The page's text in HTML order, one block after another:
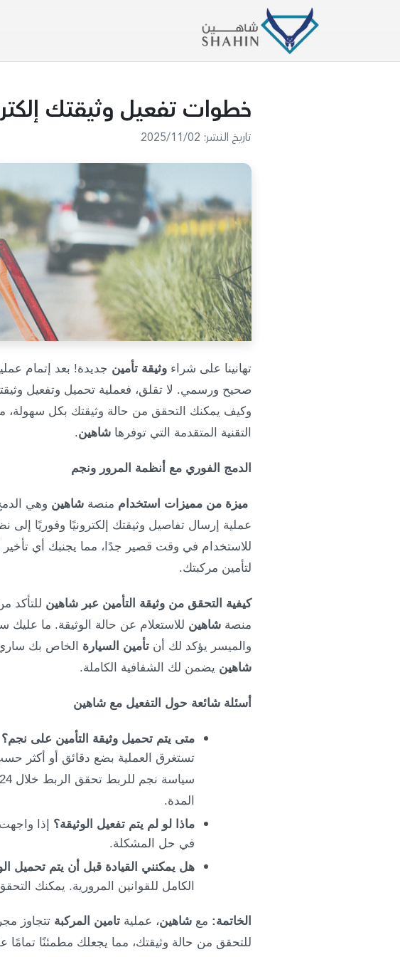
خطوات تفعيل وثيقتك
تاريخ النشر: 2025/11/02
تهانينا على شراء وثيقة تأمين جديدة! بعد إتمام
صحيح ورسمي. لا تقلق، فعملية تحميل وتفعيل
وكيف يمكنك التحقق من حالة وثيقتك بكل سهولة،
التقنية المتقدمة التي توفرها شاهين.
الدمج الفوري مع أنظمة المرور ونجم
ميزة من مميزات استخدام منصة شاهين وهي
عملية إرسال تفاصيل وثيقتك إلكترونيًا وفوريًا إلى
للاستخدام في وقت قصير جدًا، مما يجنبك أي
لتأمين مركبتك.
كيفية التحقق من وثيقة التأمين عبر شاهين للتأكد
منصة شاهين للاستعلام عن حالة الوثيقة. ما عليك
والميسر يؤكد لك أن تأمين السيارة الخاص بك
شاهين يضمن لك الشفافية الكاملة.
أسئلة شائعة حول التفعيل مع شاهين
متى يتم تحميل وثيقة التأمين على نجم؟
تستغرق العملية بضع دقائق أو أكثر
المدة.
ماذا لو لم يتم تفعيل الوثيقة؟ إذا
في حل المشكلة.
هل يمكنني القيادة قبل أن يتم تحميل
الكامل للقوانين المرورية. يمكنك
الخاتمة: مع شاهين، عملية تامين المركبة تتجاوز
للتحقق من حالة وثيقتك، مما يجعلك مطمئنًا